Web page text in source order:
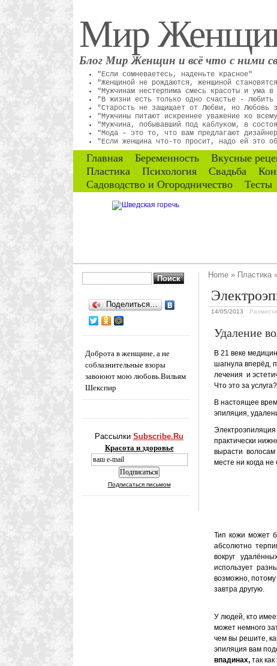
Мир
Блог Мир Женщин и всё что с ними
"Если сомневаетесь, наденьте красное"
"Женщиной не рождаются, женщиной
"Мужчинам нестерпима смесь красоты и ума в
"В жизни есть только одно счастье - любить
"Старость не защищает от Любви, но Любовь
"Мужчины питают искреннее уважение ко
"Мужчина, побывавший под каблуком, в
"Мода – это то, что вам предлагают
"Если женщина что-то просит, надо ей это
Главная Беременность Вкусные
Пластика
Психология Свадьба
Садоводство и Огородничество
Тесты
Home » Пластика
14/05/2013
Удаление
В 21 веке
шагнула вперёд,
лечения и
Что это за
В настоящее
эпиляция,
Электроэпиляция
практически
вырасти волосам
месте ни когда
Тип кожи может
абсолютно
вокруг
использует
возможно,
завтра другую.
У людей, кто
может немного
чем вы решите,
эпиляция вам
впадинах, так
Поделиться…
Доброта в женщине, а не
соблазнительные взоры
завоюют мою любовь.Вильям
Шекспир
Рассылки Subscribe.Ru
Красота и здоровье
Подписаться письмом